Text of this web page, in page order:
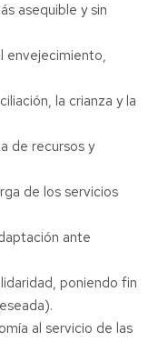
asequible y sin
envejecimiento,
la crianza y la
de recursos y
de los servicios
ante
poniendo fin
al servicio de las